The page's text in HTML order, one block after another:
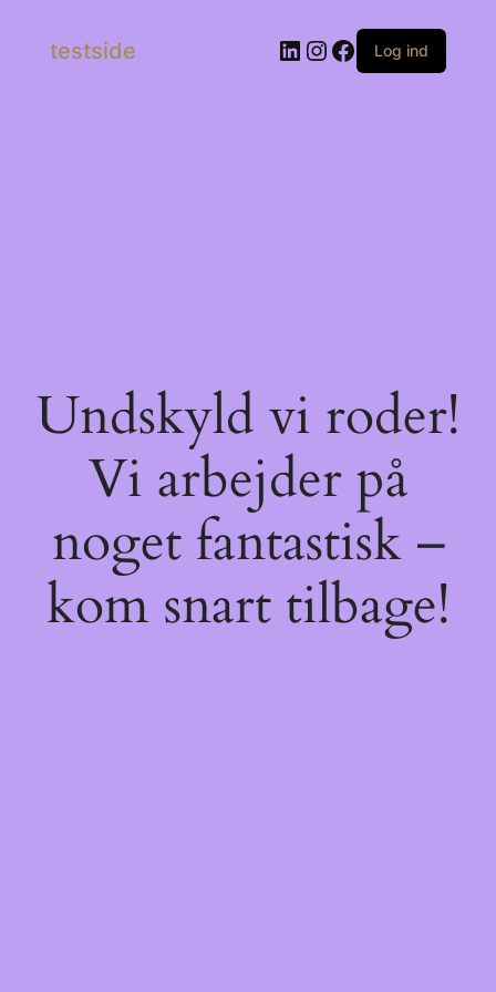
testside LinkedIn
Instagram
Facebook
Log ind
Undskyld vi roder!
Vi arbejder på
noget fantastisk –
kom snart tilbage!